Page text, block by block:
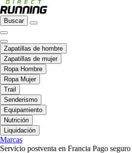
Buscar
Zapatillas de hombre
Zapatillas de mujer
Ropa Hombre
Ropa Mujer
Trail
Senderismo
Equipamiento
Nutrición
Liquidación
Marcas
Servicio postventa en Francia Pago seguro